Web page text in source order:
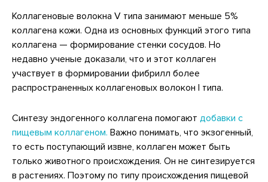
Коллагеновые волокна V типа занимают меньше 5%
коллагена кожи. Одна из основных функций этого типа
коллагена — формирование стенки сосудов. Но
недавно ученые доказали, что и этот коллаген
участвует в формировании фибрилл более
распространенных коллагеновых волокон I типа.
Синтезу эндогенного коллагена помогают добавки с
пищевым коллагеном. Важно понимать, что экзогенный,
то есть поступающий извне, коллаген может быть
только животного происхождения. Он не синтезируется
в растениях. Поэтому по типу происхождения пищевой